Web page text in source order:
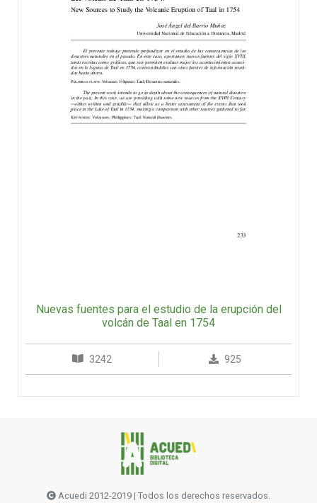
Nuevas fuentes para el estudio de la erupción del
volcán de Taal en 1754
3242 925
Acuedi 2012-2019 | Todos los derechos reservados.